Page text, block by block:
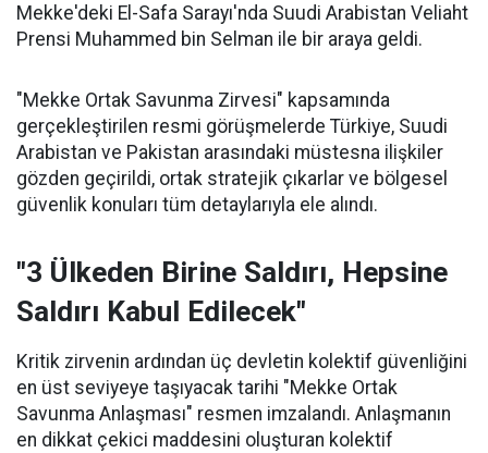
Mekke'deki El-Safa Sarayı'nda Suudi Arabistan Veliaht
Prensi Muhammed bin Selman ile bir araya geldi.
"Mekke Ortak Savunma Zirvesi" kapsamında
gerçekleştirilen resmi görüşmelerde Türkiye, Suudi
Arabistan ve Pakistan arasındaki müstesna ilişkiler
gözden geçirildi, ortak stratejik çıkarlar ve bölgesel
güvenlik konuları tüm detaylarıyla ele alındı.
"3 Ülkeden Birine Saldırı, Hepsine
Saldırı Kabul Edilecek"
Kritik zirvenin ardından üç devletin kolektif güvenliğini
en üst seviyeye taşıyacak tarihi "Mekke Ortak
Savunma Anlaşması" resmen imzalandı. Anlaşmanın
en dikkat çekici maddesini oluşturan kolektif